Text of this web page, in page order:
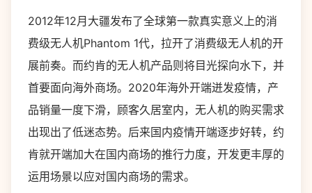
2012年12月大疆发布了全球第一款真实意义上的消
费级无人机Phantom 1代，拉开了消费级无人机的开
展前奏。而约肯的无人机产品则将目光探向水下，并
首要面向海外商场。2020年海外开端迸发疫情，产
品销量一度下滑，顾客久居室内，无人机的购买需求
出现出了低迷态势。后来国内疫情开端逐步好转，约
肯就开端加大在国内商场的推行力度，开发更丰厚的
运用场景以应对国内商场的需求。